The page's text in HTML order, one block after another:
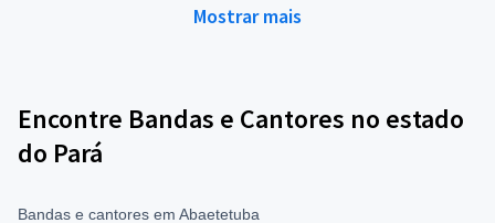
Mostrar mais
Encontre Bandas e Cantores no estado
do Pará
Bandas e cantores em Abaetetuba